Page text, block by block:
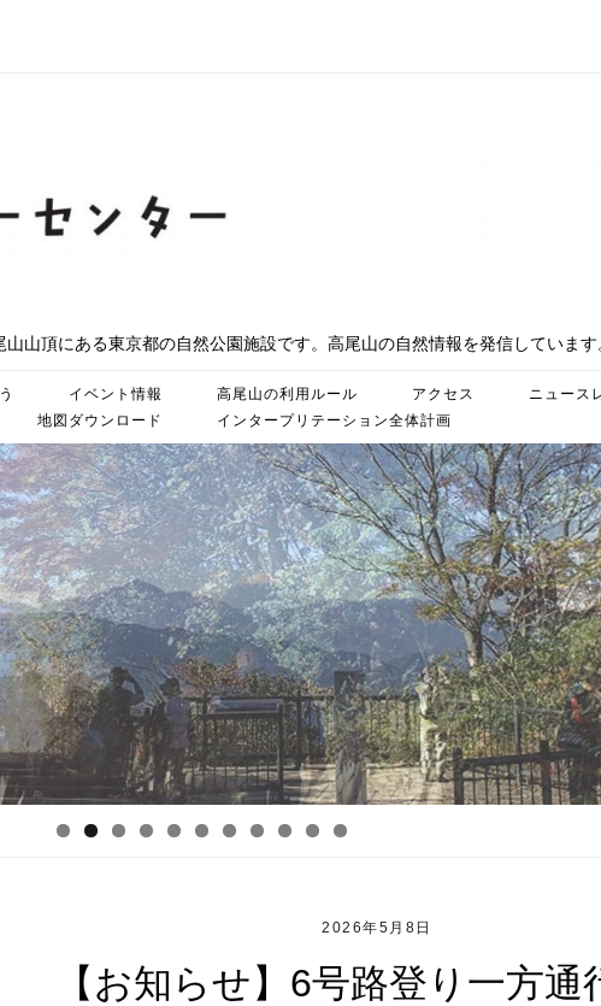
山頂にある東京都の自然公園施設です。高尾山の自然情報を発信しています
イベント情報 高尾山の利用ルール アクセス
ニュース
地図ダウンロード インタープリテーション全体計画
2026年5月8日
【お知らせ】6号路登り一方通